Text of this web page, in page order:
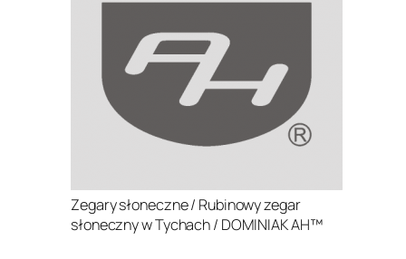
Zegary słoneczne / Rubinowy zegar
słoneczny w Tychach / DOMINIAK AH™